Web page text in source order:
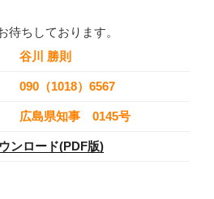
待ちしております。
谷川 勝則
090（1018）6567
広島県知事 0145号
ンロード(PDF版)